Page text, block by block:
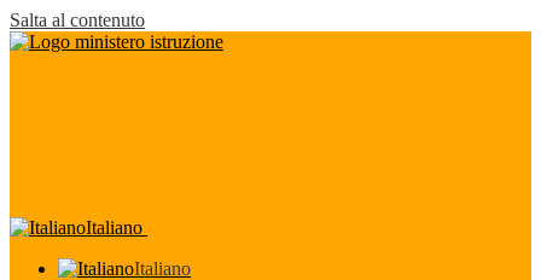
Salta al contenuto
Italiano
Italiano